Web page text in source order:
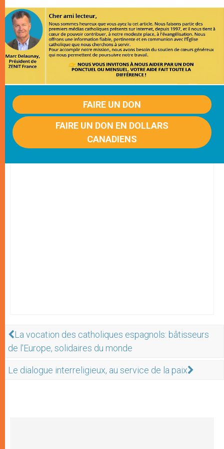
FAIRE UN DON
FAIRE UN DON EN DOLLARS
CANADIENS
La vocation des catholiques espagnols: bâtisseurs
de l'Europe, solidaires du monde
Le dialogue interreligieux, au service de la paix